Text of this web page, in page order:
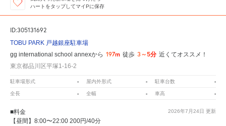
ハートをタップしてマイPに保存
ID:305131692
TOBU PARK 戸越銀座駐車場
gg international school annexから 197m 徒歩 3～5分 近くてオススメ！
東京都品川区平塚1-16-2
駐車場形式 - 屋内外形式 - 駐車台数 -
全長 - 全幅 - 車高 -
2026年7月24日 更新
■料金
【昼間】8:00〜22:00 200円/40分